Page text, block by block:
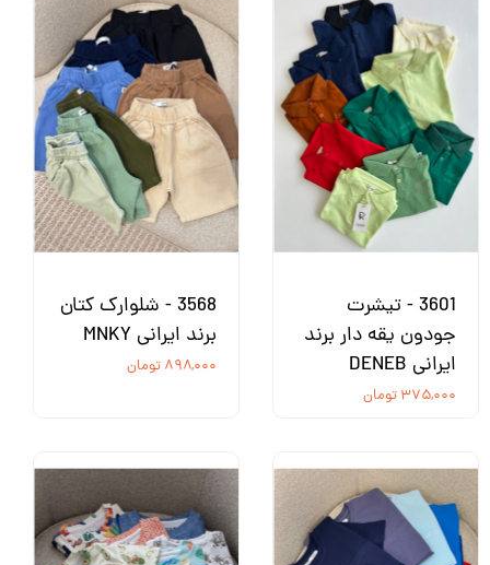
3601 - تیشرت
جودون یقه دار برند
ایرانی DENEB
۳۷۵,۰۰۰ تومان
3568 - شلوارک کتان
برند ایرانی MNKY
۸۹۸,۰۰۰ تومان